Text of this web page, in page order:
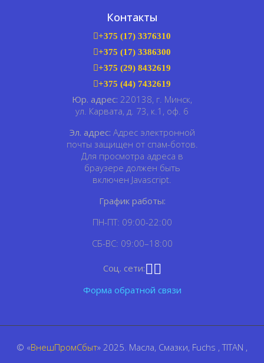
Контакты
+375 (17) 3376310
+375 (17) 3386300
+375 (29) 8432619
+375 (44) 7432619
Юр. адрес: 220138, г. Минск,
ул. Карвата, д. 73, к.1, оф. 6
Эл. адрес: Адрес электронной
почты защищен от спам-ботов.
Для просмотра адреса в
браузере должен быть
включен Javascript.
График работы:
ПН-ПТ: 09:00-22:00
СБ-ВС: 09:00–18:00
Соц. сети:
Форма обратной связи
© «ВнешПромСбыт» 2025. Масла, Смазки, Fuchs , TITAN ,